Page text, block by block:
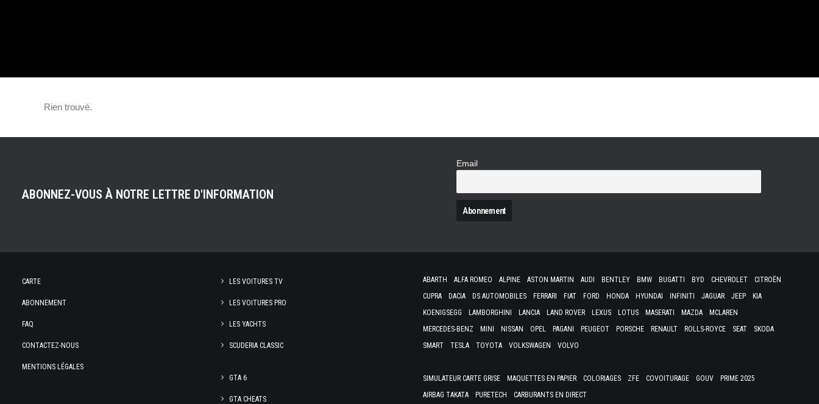
Rien trouvé.
ABONNEZ-VOUS À NOTRE LETTRE D'INFORMATION
Email
CARTE
ABONNEMENT
FAQ
CONTACTEZ-NOUS
MENTIONS LÉGALES
LES VOITURES TV
LES VOITURES PRO
LES YACHTS
SCUDERIA CLASSIC
GTA 6
GTA CHEATS
ABARTH ALFA ROMEO ALPINE ASTON MARTIN AUDI BENTLEY BMW BUGATTI BYD CHEVROLET
CITROËN
CUPRA
DACIA DS AUTOMOBILES FERRARI FIAT FORD HONDA HYUNDAI INFINITI JAGUAR JEEP
KIA
KOENIGSEGG
LAMBORGHINI LANCIA LAND ROVER LEXUS LOTUS MASERATI MAZDA
MCLAREN
MERCEDES-BENZ
MINI NISSAN OPEL PAGANI PEUGEOT PORSCHE RENAULT ROLLS-ROYCE SEAT
SKODA
SMART
TESLA TOYOTA VOLKSWAGEN VOLVO
SIMULATEUR CARTE GRISE MAQUETTES EN PAPIER COLORIAGES ZFE COVOITURAGE GOUV
PRIME 2025
AIRBAG TAKATA
PURETECH CARBURANTS EN DIRECT